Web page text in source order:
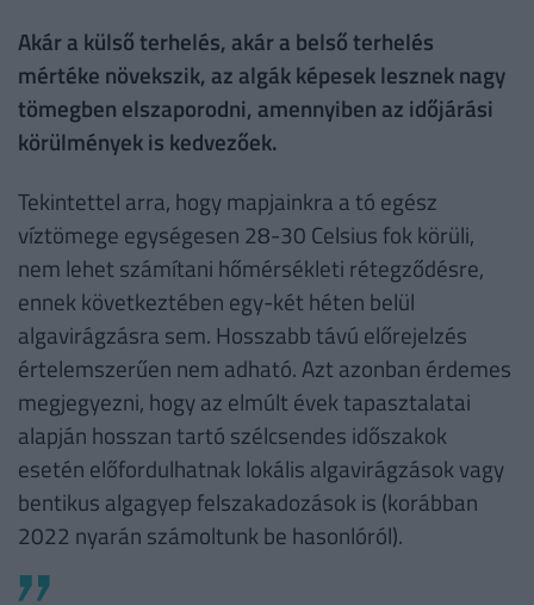
Akár a külső terhelés, akár a belső terhelés
mértéke növekszik, az algák képesek lesznek nagy
tömegben elszaporodni, amennyiben az időjárási
körülmények is kedvezőek.
Tekintettel arra, hogy mapjainkra a tó egész
víztömege egységesen 28-30 Celsius fok körüli,
nem lehet számítani hőmérsékleti rétegződésre,
ennek következtében egy-két héten belül
algavirágzásra sem. Hosszabb távú előrejelzés
értelemszerűen nem adható. Azt azonban érdemes
megjegyezni, hogy az elmúlt évek tapasztalatai
alapján hosszan tartó szélcsendes időszakok
esetén előfordulhatnak lokális algavirágzások vagy
bentikus algagyep felszakadozások is (korábban
2022 nyarán számoltunk be hasonlóról).